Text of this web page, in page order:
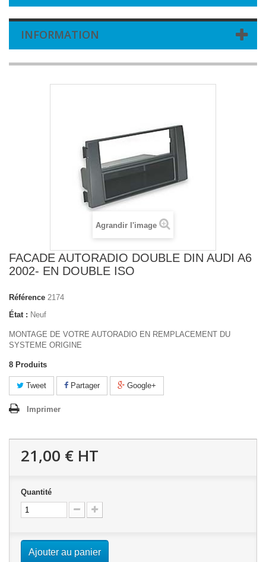
INFORMATION
Agrandir l'image
FACADE AUTORADIO DOUBLE DIN AUDI A6
2002- EN DOUBLE ISO
Référence 2174
État : Neuf
MONTAGE DE VOTRE AUTORADIO EN REMPLACEMENT DU
SYSTEME ORIGINE
8 Produits
Tweet Partager Google+
Imprimer
21,00 € HT
Quantité
Ajouter au panier